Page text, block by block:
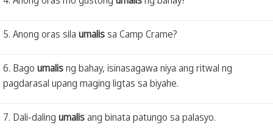
5. Anong oras sila umalissa Camp Crame?
6. Bago umalisng bahay, isinasagawa niya ang ritwal ng
pagdarasal upang maging ligtas sa biyahe.
7. Dali-daling umalisang binata patungo sa palasyo.